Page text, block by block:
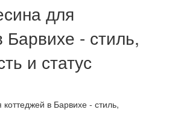
для
Барвихе - стиль,
и статус